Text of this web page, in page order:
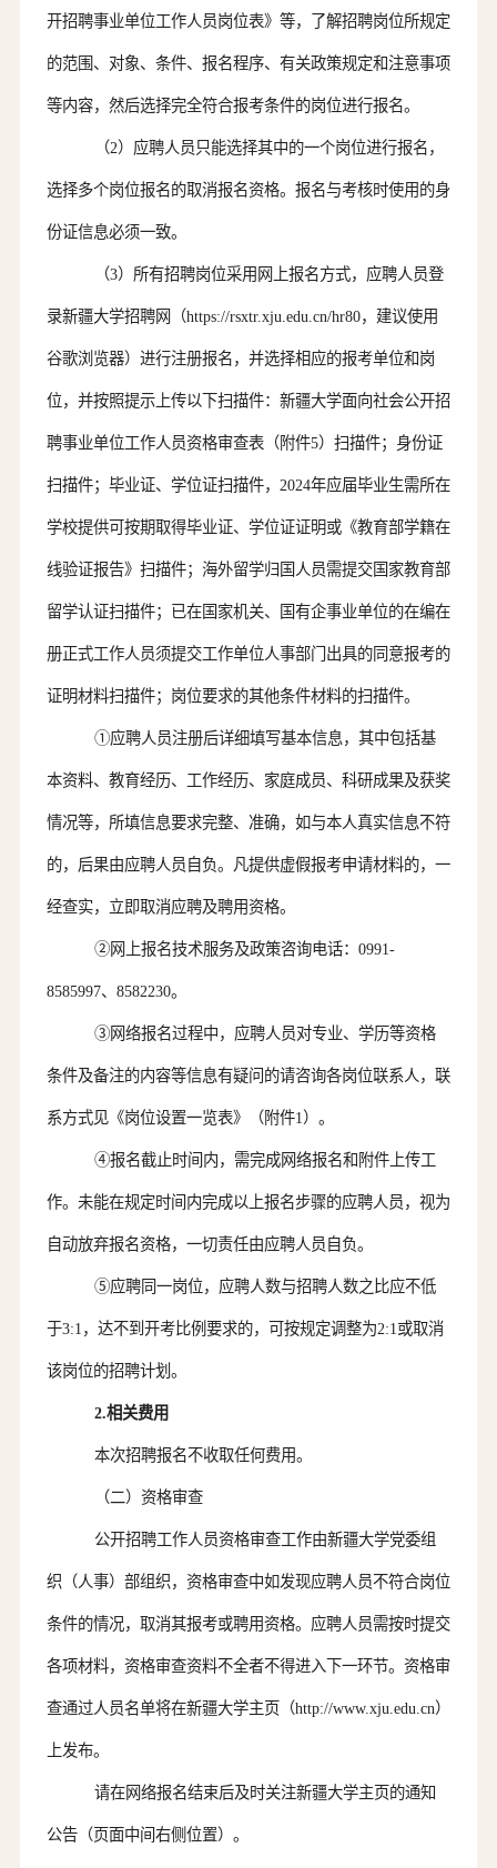
开招聘事业单位工作人员岗位表》等，了解招聘岗位所规定
的范围、对象、条件、报名程序、有关政策规定和注意事项
等内容，然后选择完全符合报考条件的岗位进行报名。
（2） 应聘人员只能选择其中的一个岗位进行报名，
选择多个岗位报名的取消报名资格。报名与考核时使用的身
份证信息必须一致。
（3）所有招聘岗位采用网上报名方式， 应聘人员登
录新疆大学招聘网（https://rsxtr.xju.edu.cn/hr80，建议使用
谷歌浏览器）进行注册报名，并选择相应的报考单位和岗
位，并按照提示上传以下扫描件：新疆大学面向社会公开招
聘事业单位工作人员资格审查表（附件5）扫描件；身份证
扫描件；毕业证、学位证扫描件， 2024年应届毕业生需所在
学校提供可按期取得毕业证、学位证证明或《教育部学籍在
线验证报告》扫描件；海外留学归国人员需提交国家教育部
留学认证扫描件；已在国家机关、国有企事业单位的在编在
册正式工作人员须提交工作单位人事部门出具的同意报考的
证明材料扫描件；岗位要求的其他条件材料的扫描件。
①应聘人员注册后详细填写基本信息，其中包括基
本资料、教育经历、工作经历、家庭成员、科研成果及获奖
情况等，所填信息要求完整、准确，如与本人真实信息不符
的，后果由应聘人员自负。凡提供虚假报考申请材料的，一
经查实，立即取消应聘及聘用资格。
②网上报名技术服务及政策咨询电话： 0991-
8585997、8582230。
③网络报名过程中， 应聘人员对专业、学历等资格
条件及备注的内容等信息有疑问的请咨询各岗位联系人，联
系方式见《岗位设置一览表》（附件1）。
④报名截止时间内， 需完成网络报名和附件上传工
作。未能在规定时间内完成以上报名步骤的应聘人员，视为
自动放弃报名资格，一切责任由应聘人员自负。
⑤应聘同一岗位， 应聘人数与招聘人数之比应不低
于3:1 ，达不到开考比例要求的， 可按规定调整为2:1或取消
该岗位的招聘计划。
2.相关费用
本次招聘报名不收取任何费用。
（二）资格审查
公开招聘工作人员资格审查工作由新疆大学党委组
织 （人事） 部组织， 资格审查中如发现应聘人员不符合岗位
条件的情况，取消其报考或聘用资格。应聘人员需按时提交
各项材料，资格审查资料不全者不得进入下一环节。资格审
查通过人员名单将在新疆大学主页 （http://www.xju.edu.cn）
上发布。
请在网络报名结束后及时关注新疆大学主页的通知
公告（页面中间右侧位置）。